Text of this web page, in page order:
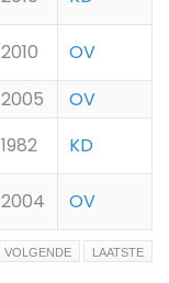
2010
OV
2005
OV
1982
KD
2004 OV
VOLGENDE LAATSTE